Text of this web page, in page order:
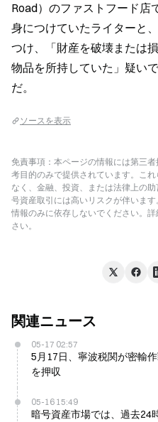
Road）のファストフード店
身につけていたライターと
つけ、「財産を破壊または
物品を所持していた」疑い
だ。
ソースを表示
免責事項：本ページの情報には第三
考目的のみで提供されています。こ
なく、金融、投資、または法律上の
号資産取引には高いリスクが伴いま
情報のみに依存しないでください。詳
さい。
関連ニュース
05-17 02:57
5月17日、寧波税関が密輸
を押収
05-16 15:49
暗号資産市場では、過去24